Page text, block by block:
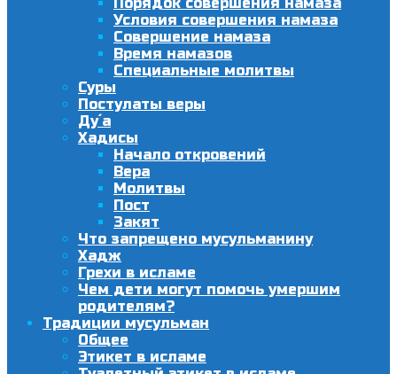
Условия совершения намаза
Совершение намаза
Время намазов
Специальные молитвы
Суры
Постулаты веры
Ду´а
Хадисы
Начало откровений
Вера
Молитвы
Пост
Закят
Что запрещено мусульманину
Хадж
Грехи в исламе
Чем дети могут помочь умершим
родителям?
Традиции мусульман
Общее
Этикет в исламе